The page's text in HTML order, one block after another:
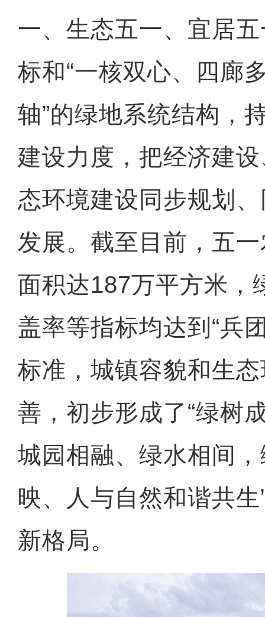
一、生态五一、宜居
标和“一核双心、四廊
轴”的绿地系统结构，
建设力度，把经济建
态环境建设同步规划
发展。截至目前，五
面积达187万平方米，
盖率等指标均达到“兵
标准，城镇容貌和生
善，初步形成了“绿树
城园相融、绿水相间
映、人与自然和谐共
新格局。